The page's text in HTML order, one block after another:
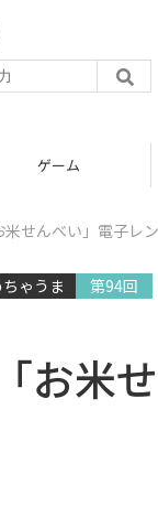
ゲーム
せんべい」電子レ
ゃうま 第94回
お米